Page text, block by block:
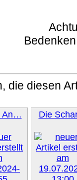
die diesen
An… Die